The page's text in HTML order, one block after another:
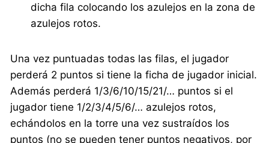
dicha fila colocando los azulejos en la zona de
azulejos rotos.
Una vez puntuadas todas las filas, el jugador
perderá 2 puntos si tiene la ficha de jugador inicial.
Además perderá 1/3/6/10/15/21/… puntos si el
jugador tiene 1/2/3/4/5/6/… azulejos rotos,
echándolos en la torre una vez sustraídos los
puntos (no se pueden tener puntos negativos, por